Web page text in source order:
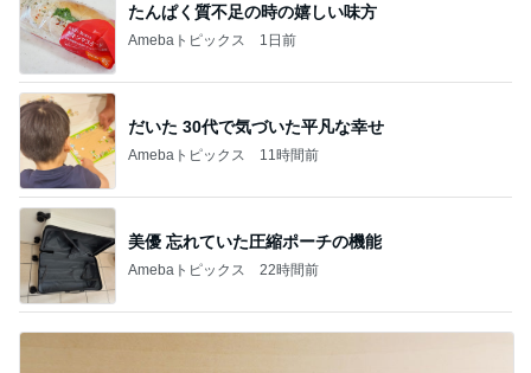
たんぱく質不足の時の嬉しい味方
Amebaトピックス 1日前
だいた 30代で気づいた平凡な幸せ
Amebaトピックス 11時間前
美優 忘れていた圧縮ポーチの機能
Amebaトピックス 22時間前